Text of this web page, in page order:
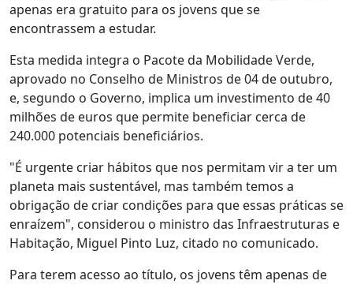
apenas era gratuito para os jovens que se
encontrassem a estudar.
Esta medida integra o Pacote da Mobilidade Verde,
aprovado no Conselho de Ministros de 04 de outubro,
e, segundo o Governo, implica um investimento de 40
milhões de euros que permite beneficiar cerca de
240.000 potenciais beneficiários.
"É urgente criar hábitos que nos permitam vir a ter um
planeta mais sustentável, mas também temos a
obrigação de criar condições para que essas práticas se
enraízem", considerou o ministro das Infraestruturas e
Habitação, Miguel Pinto Luz, citado no comunicado.
Para terem acesso ao título, os jovens têm apenas de